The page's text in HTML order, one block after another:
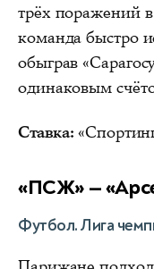
трёх поражений
команда быстро
обыграв
одинаковым
Ставка:
«ПСЖ» —
Футбол. Лига